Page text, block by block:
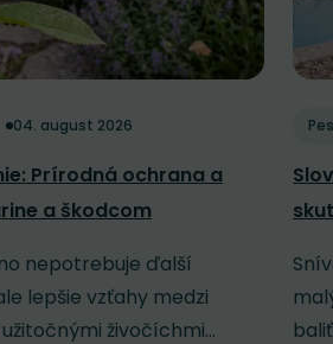
04. august 2026
Prírodná ochrana a
a škodcom
nepotrebuje ďalší
lepšie vzťahy medzi
živočíchmi...